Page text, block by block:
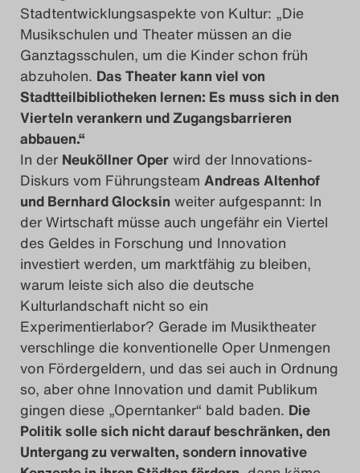
Stadtentwicklungsaspekte von Kultur: „Die
Musikschulen und Theater müssen an die
Ganztagsschulen, um die Kinder schon früh
abzuholen. Das Theater kann viel von
Stadtteilbibliotheken lernen: Es muss sich in den
Vierteln verankern und Zugangsbarrieren
abbauen.“
In derNeuköllner Operwird der Innovations-
Diskurs vom Führungsteam Andreas Altenhof
und Bernhard Glocksin weiter aufgespannt: In
der Wirtschaft müsse auch ungefähr ein Viertel
des Geldes in Forschung und Innovation
investiert werden, um marktfähig zu bleiben,
warum leiste sich also die deutsche
Kulturlandschaft nicht so ein
Experimentierlabor? Gerade im Musiktheater
verschlinge die konventionelle Oper Unmengen
von Fördergeldern, und das sei auch in Ordnung
so, aber ohne Innovation und damit Publikum
gingen diese „Operntanker“ bald baden. Die
Politik solle sich nicht darauf beschränken, den
Untergang zu verwalten, sondern innovative